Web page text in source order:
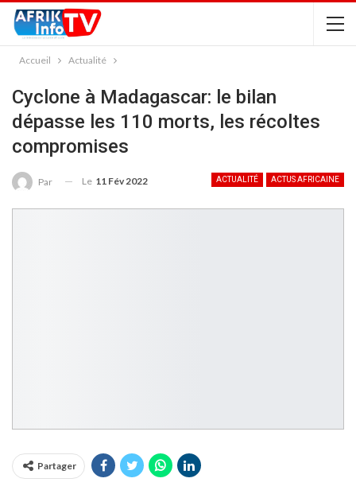
Accueil Actualité
Cyclone à Madagascar: le bilan
dépasse les 110 morts, les récoltes
compromises
ACTUALITÉ ACTUS AFRICAINE
Par Le 11 Fév 2022
Partager